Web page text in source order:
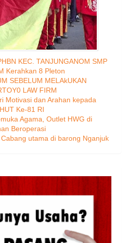
KEC. TANJUNGANOM SMP
Kerahkan 8 Pleton
SEBELUM MELAkUKAN
LAW FIRM
Motivasi dan Arahan kepada
Ke-81 RI
Agama, Outlet HWG di
Beroperasi
utama di barong Nganjuk